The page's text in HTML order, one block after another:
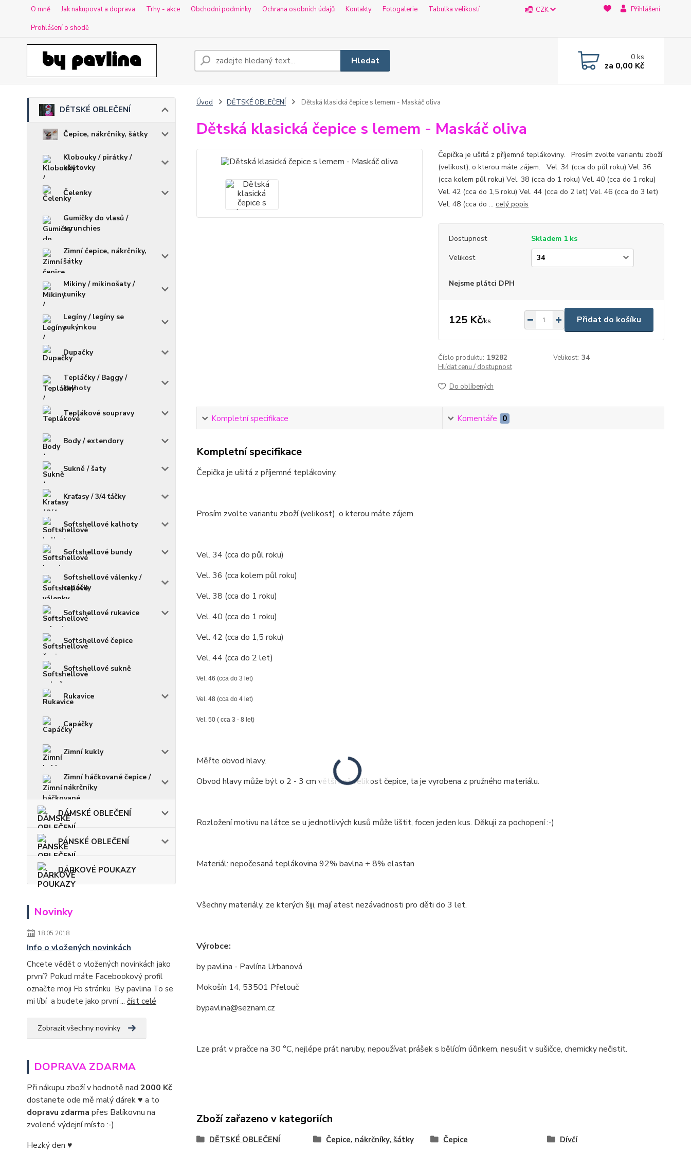
O mně Jak nakupovat a doprava Trhy - akce Obchodní podmínky Ochrana osobních údajů Kontakty Fotogalerie
Tabulka velikostí
Prohlášení o shodě
CZK Přihlášení
Hledat 0ks
za 0,00 Kč
DĚTSKÉ OBLEČENÍ
Čepice, nákrčníky, šátky
Klobouky / pirátky /
kšiltovky
Čelenky
Gumičky do vlasů /
scrunchies
Zimní čepice, nákrčníky,
šátky
Mikiny / mikinošaty /
tuniky
Legíny / legíny se
sukýnkou
Dupačky
Tepláčky / Baggy /
kalhoty
Teplákové soupravy
Body / extendory
Sukně / šaty
Kraťasy / 3/4 ťáčky
Softshellové kalhoty
Softshellové bundy
Softshellové válenky /
capáčky
Softshellové rukavice
Softshellové čepice
Softshellové sukně
Rukavice
Capáčky
Zimní kukly
Zimní háčkované čepice /
nákrčníky
DÁMSKÉ OBLEČENÍ
PÁNSKÉ OBLEČENÍ
DÁRKOVÉ POUKAZY
Novinky
18.05.2018
Info o vložených novinkách
Chcete vědět o vložených novinkách jako
první? Pokud máte Facebookový profil
označte moji Fb stránku By pavlina To se
mi líbí a budete jako první ... číst celé
Zobrazit všechny novinky
DOPRAVA ZDARMA
Při nákupu zboží v hodnotě nad 2000 Kč
dostanete ode mě malý dárek ♥ a to
dopravu zdarma přes Balíkovnu na
zvolené výdejní místo :-)
Hezký den ♥
Úvod DĚTSKÉ OBLEČENÍ Dětská klasická čepice s lemem - Maskáč oliva
Dětská klasická čepice s lemem - Maskáč oliva
Čepička je ušitá z příjemné teplákoviny. Prosím zvolte variantu zboží
(velikost), o kterou máte zájem. Vel. 34 (cca do půl roku) Vel. 36
(cca kolem půl roku) Vel. 38 (cca do 1 roku) Vel. 40 (cca do 1 roku)
Vel. 42 (cca do 1,5 roku) Vel. 44 (cca do 2 let) Vel. 46 (cca do 3 let)
Vel. 48 (cca do ... celý popis
Dostupnost
Skladem 1 ks
Velikost
Nejsme plátci DPH
125 Kč/ks Přidat do košíku
Číslo produktu: 19282 Velikost: 34
Hlídat cenu / dostupnost
Do oblíbených
Kompletní specifikace Komentáře 0
Kompletní specifikace
Čepička je ušitá z příjemné teplákoviny.
Prosím zvolte variantu zboží (velikost), o kterou máte zájem.
Vel. 34 (cca do půl roku)
Vel. 36 (cca kolem půl roku)
Vel. 38 (cca do 1 roku)
Vel. 40 (cca do 1 roku)
Vel. 42 (cca do 1,5 roku)
Vel. 44 (cca do 2 let)
Vel. 46 (cca do 3 let)
Vel. 48 (cca do 4 let)
Vel. 50 ( cca 3 - 8 let)
Měřte obvod hlavy.
Obvod hlavy může být o 2 - 3 cm větší než velikost čepice, ta je vyrobena z pružného materiálu.
Rozložení motivu na látce se u jednotlivých kusů může lištit, focen jeden kus. Děkuji za pochopení :-)
Materiál: nepočesaná teplákovina 92% bavlna + 8% elastan
Všechny materiály, ze kterých šiji, mají atest nezávadnosti pro děti do 3 let.
Výrobce:
by pavlina - Pavlína Urbanová
Mokošín 14, 53501 Přelouč
bypavlina@seznam.cz
Lze prát v pračce na 30 °C, nejlépe prát naruby, nepoužívat prášek s bělícím účinkem, nesušit v sušičce, chemicky nečistit.
Zboží zařazeno v kategoriích
DĚTSKÉ OBLEČENÍ Čepice, nákrčníky, šátky Čepice
Dívčí